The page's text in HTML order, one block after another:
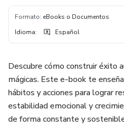
Formato: eBooks o Documentos
Idioma: Español
Descubre cómo construir éxito
mágicas. Este e-book te
hábitos y acciones para lograr
estabilidad emocional y
de forma constante y